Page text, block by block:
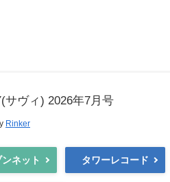
サヴィ) 2026年7月号
Rinker
ネット タワーレコード